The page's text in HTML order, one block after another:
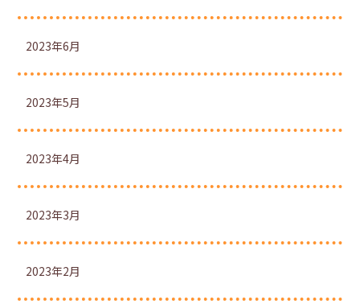
2023年6月
2023年5月
2023年4月
2023年3月
2023年2月